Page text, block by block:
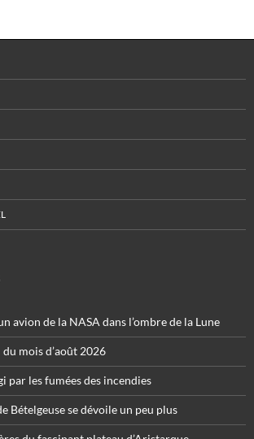
avion de la NASA dans l’ombre de la Lune
mois d’août 2026
par les fumées des incendies
Bételgeuse se dévoile un peu plus